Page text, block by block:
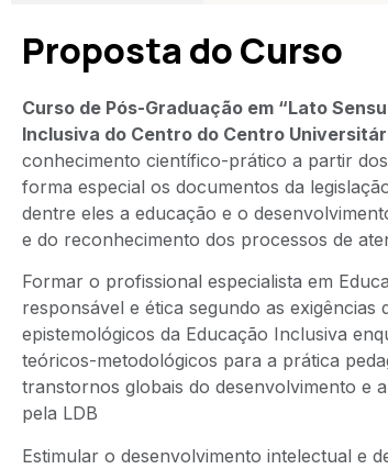
Proposta do Curso
Curso de Pós-Graduação em “Lato
Inclusiva do Centro do Centro
conhecimento científico-prático a partir
forma especial os documentos da
dentre eles a educação e o
e do reconhecimento dos processos de
Formar o profissional especialista em
responsável e ética segundo as
epistemológicos da Educação Inclusiva
teóricos-metodológicos para a prática
transtornos globais do desenvolvimento e
pela LDB
Estimular o desenvolvimento intelectual e